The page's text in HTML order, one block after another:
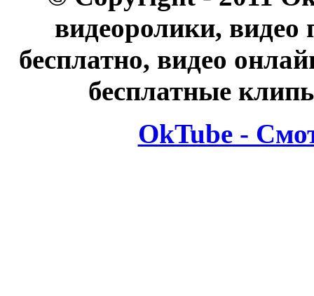
видеоролики, видео
бесплатно, видео
бесплатные
OkTube -